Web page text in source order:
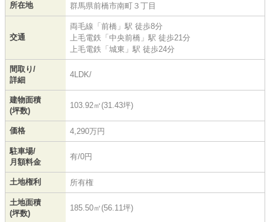
所在地 群馬県前橋市南町 ３丁目
交通
両毛線 「 前橋 」駅 徒歩8分
上毛電鉄 「 中央前橋 」駅 徒歩21分
上毛電鉄 「 城東 」駅 徒歩24分
間取り/
詳細
4LDK/
建物面積
(坪数)
103.92㎡(31.43坪)
価格 4,290万円
駐車場/
月額料金
有/0円
土地権利 所有権
土地面積
(坪数)
185.50㎡(56.11坪)